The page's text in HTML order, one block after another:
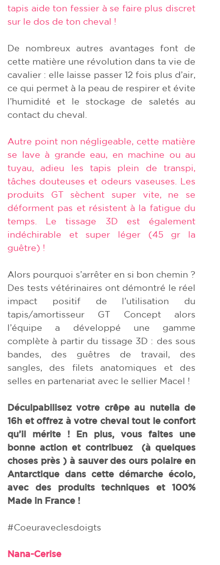
tapis aide ton fessier à se faire plus discret
sur le dos de ton cheval !
De nombreux autres avantages font de
cette matière une révolution dans ta vie de
cavalier : elle laisse passer 12 fois plus d’air,
ce qui permet à la peau de respirer et évite
l’humidité et le stockage de saletés au
contact du cheval.
Autre point non négligeable, cette matière
se lave à grande eau, en machine ou au
tuyau, adieu les tapis plein de transpi,
tâches douteuses et odeurs vaseuses. Les
produits GT sèchent super vite, ne se
déforment pas et résistent à la fatigue du
temps. Le tissage 3D est également
indéchirable et super léger (45 gr la
guêtre) !
Alors pourquoi s’arrêter en si bon chemin ?
Des tests vétérinaires ont démontré le réel
impact positif de l’utilisation du
tapis/amortisseur GT Concept alors
l’équipe a développé une gamme
complète à partir du tissage 3D : des sous
bandes, des guêtres de travail, des
sangles, des filets anatomiques et des
selles en partenariat avec le sellier Macel !
Déculpabilisez votre crêpe au nutella de
16h et offrez à votre cheval tout le confort
qu’il mérite ! En plus, vous faites une
bonne action et contribuez (à quelques
choses près ) à sauver des ours polaire en
Antarctique dans cette démarche écolo,
avec des produits techniques et 100%
Made in France !
#Coeuraveclesdoigts
Nana-Cerise